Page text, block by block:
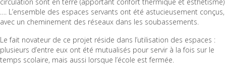
…. L’ensemble des espaces servants ont été astucieusement conçus,
avec un cheminement des réseaux dans les soubassements.
Le fait novateur de ce projet réside dans l’utilisation des espaces :
plusieurs d’entre eux ont été mutualisés pour servir à la fois sur le
temps scolaire, mais aussi lorsque l’école est fermée.